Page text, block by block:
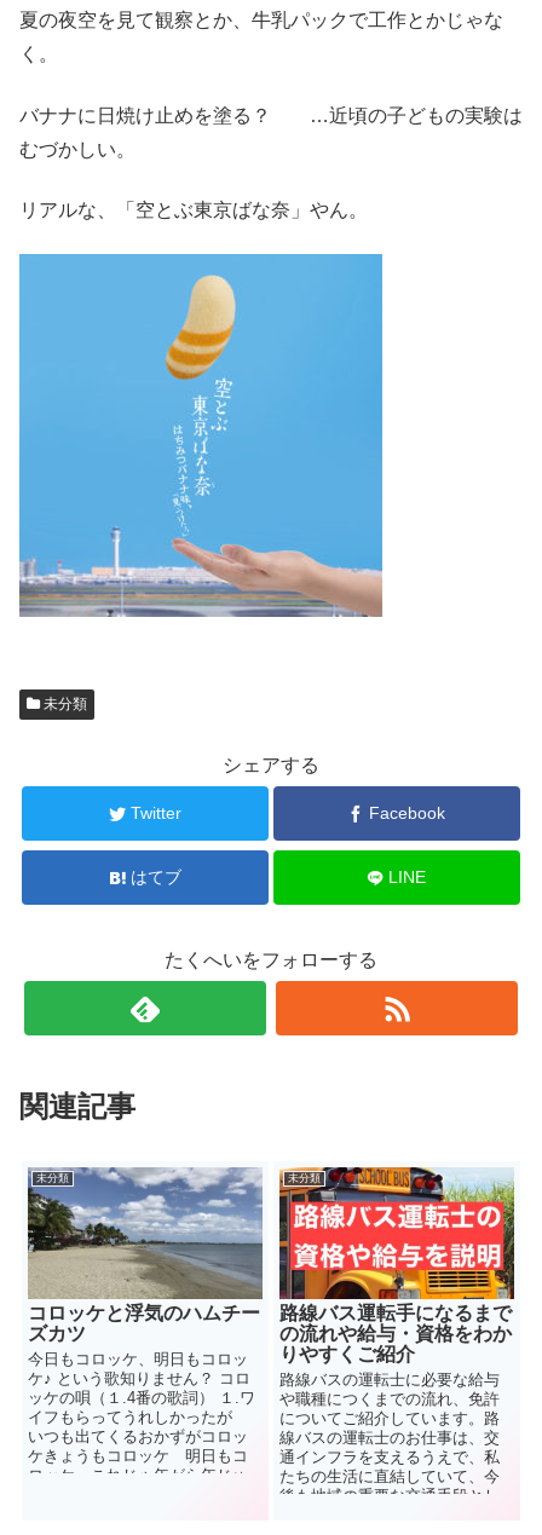
夏の夜空を見て観察とか、牛乳パックで工作とかじゃな
く。
バナナに日焼け止めを塗る？ …近頃の子どもの実験は
むづかしい。
リアルな、「空とぶ東京ばな奈」やん。
未分類
シェアする
Twitter Facebook
はてブ LINE
たくへいをフォローする
関連記事
未分類
コロッケと浮気のハムチー
ズカツ
今日もコロッケ、明日もコロッ
ケ♪ という歌知りません？ コロ
ッケの唄（１.4番の歌詞） １.ワ
イフもらってうれしかったが
いつも出てくるおかずがコロッ
ケきょうもコロッケ 明日もコ
ロッケ これじゃ年がら年じゅ
未分類
路線バス運転手になるまで
の流れや給与・資格をわか
りやすくご紹介
路線バスの運転士に必要な給与
や職種につくまでの流れ、免許
についてご紹介しています。路
線バスの運転士のお仕事は、交
通インフラを支えるうえで、私
たちの生活に直結していて、今
後も地域の重要な交通手段とし